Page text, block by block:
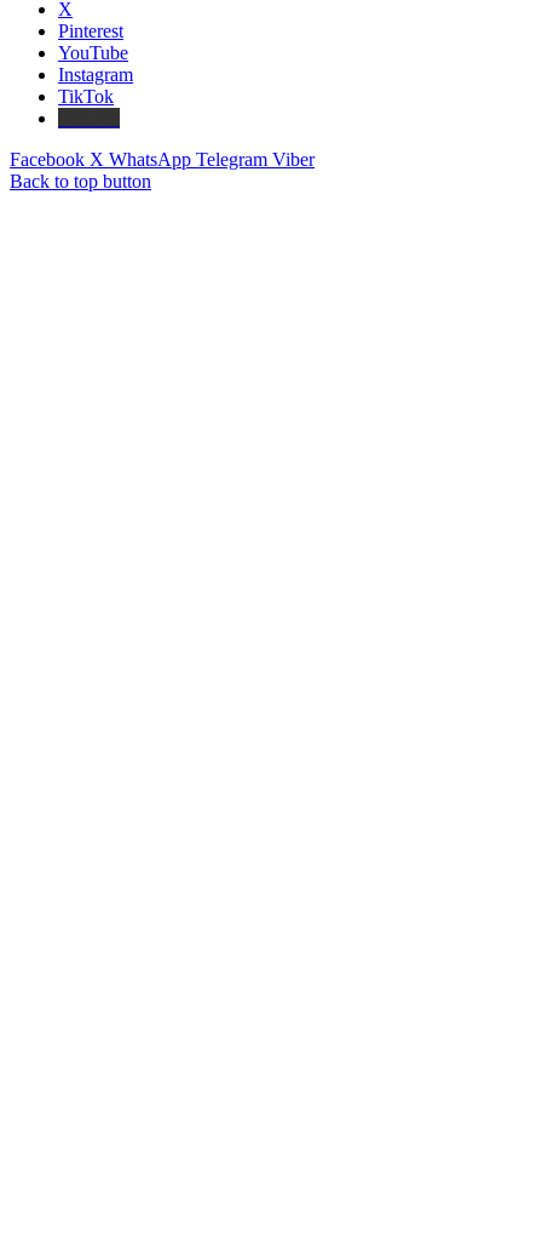
X
Pinterest
YouTube
Instagram
TikTok
Facebook X WhatsApp Telegram Viber
Back to top button